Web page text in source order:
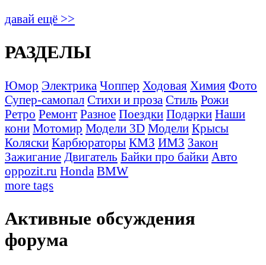
давай ещё >>
РАЗДЕЛЫ
Юмор Электрика Чоппер Ходовая Химия Фото
Супер-самопал Стихи и проза Стиль Рожи
Ретро Ремонт Разное Поездки Подарки Наши
кони Мотомир Модели 3D Модели Крысы
Коляски Карбюраторы КМЗ ИМЗ Закон
Зажигание Двигатель Байки про байки Авто
oppozit.ru Honda BMW
more tags
Активные обсуждения
форума